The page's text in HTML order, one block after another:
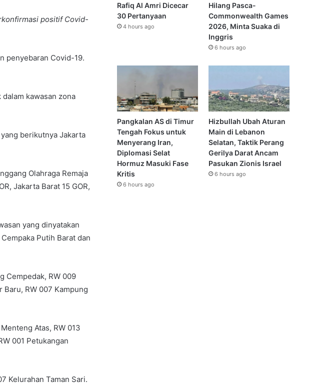
positif Covid-
penyebaran Covid-19.
kawasan zona
berikutnya Jakarta
Olahraga Remaja
Jakarta Barat 15 GOR,
yang dinyatakan
Putih Barat dan
Cempedak, RW 009
Baru, RW 007 Kampung
Atas, RW 013
001 Petukangan
Kelurahan Taman Sari.
Rafiq Al Amri Dicecar
30 Pertanyaan
4 hours ago
Hilang Pasca-
Commonwealth Games
2026, Minta Suaka di
Inggris
6 hours ago
Pangkalan AS di Timur
Tengah Fokus untuk
Menyerang Iran,
Diplomasi Selat
Hormuz Masuki Fase
Kritis
6 hours ago
Hizbullah Ubah Aturan
Main di Lebanon
Selatan, Taktik Perang
Gerilya Darat Ancam
Pasukan Zionis Israel
6 hours ago